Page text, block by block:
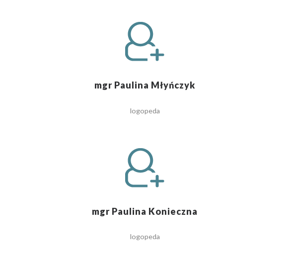
mgr Paulina Młyńczyk
logopeda
mgr Paulina Konieczna
logopeda